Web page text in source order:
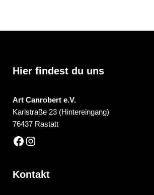
Hier findest du uns
Art Canrobert e.V.
Karlstraße 23 (Hintereingang)
76437 Rastatt
Kontakt